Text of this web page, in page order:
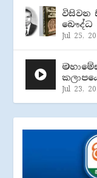
විසිවන
බෞද්ධ
Jul 25,
Jul 23,